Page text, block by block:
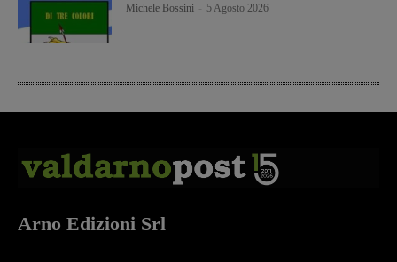
Michele Bossini 5 Agosto 2026
Arno Edizioni Srl